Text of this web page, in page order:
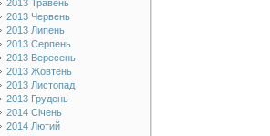
2013 Травень
2013 Червень
2013 Липень
2013 Серпень
2013 Вересень
2013 Жовтень
2013 Листопад
2013 Грудень
2014 Січень
2014 Лютий